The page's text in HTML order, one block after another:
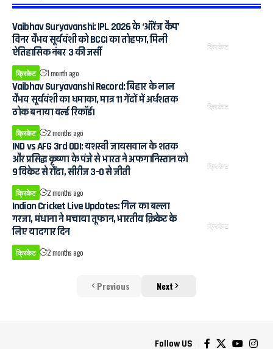
क्रिकेट
Vaibhav Suryavanshi: IPL 2026 के ‘ऑरेंज कैप’
विनर वैभव सूर्यवंशी को BCCI का तोहफा, मिली
ऐतिहासिक नंबर 3 की जर्सी
क्रिकेट 1 month ago
क्रिकेट
Vaibhav Suryavanshi Record: बिहार के लाल
वैभव सूर्यवंशी का धमाका, मात्र 11 गेंदों में अर्धशतक
ठोक बनाया वर्ल्ड रिकॉर्ड।
क्रिकेट 2 months ago
क्रिकेट
IND vs AFG 3rd ODI: यशस्वी जायसवाल के शतक
और प्रसिद्ध कृष्णा के पंजे से भारत ने अफगानिस्तान को
9 विकेट से रौंदा, सीरीज 3-0 से जीती
क्रिकेट 2 months ago
क्रिकेट
Indian Cricket Live Updates: गिल का बल्ला
गरजा, मंधाना ने मचाया तूफान, भारतीय क्रिकेट के
लिए यादगार दिन
क्रिकेट 2 months ago
Previous Next
Follow US